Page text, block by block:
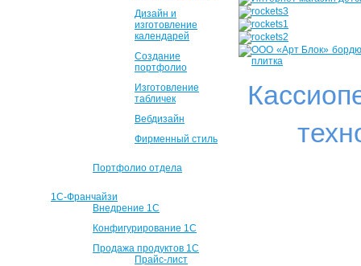
Дизайн и
изготовление
календарей
Создание
портфолио
Изготовление
табличек
Вебдизайн
Фирменный стиль
Портфолио отдела
1С-Франчайзи
Внедрение 1С
Конфигурирование 1С
Продажа продуктов 1С
Прайс-лист